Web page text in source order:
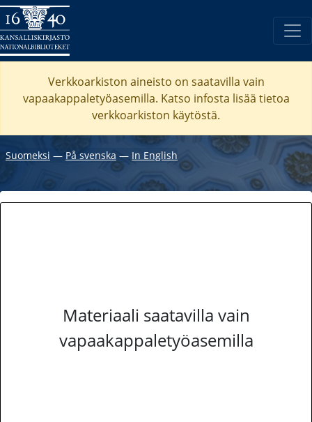
Verkkoarkiston aineisto on saatavilla vain
vapaakappaletyöasemilla. Katso infosta lisää tietoa
verkkoarkiston käytöstä.
Suomeksi ― På svenska ― In English
Materiaali saatavilla vain
vapaakappaletyöasemilla